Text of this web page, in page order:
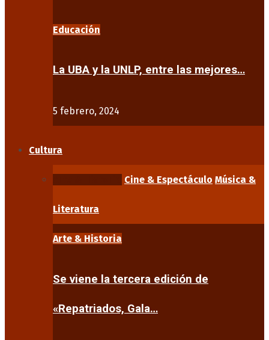
Educación
La UBA y la UNLP, entre las mejores…
5 febrero, 2024
Cultura
Cine & Espectáculo Música &
Literatura
Arte & Historia
Se viene la tercera edición de
«Repatriados, Gala…